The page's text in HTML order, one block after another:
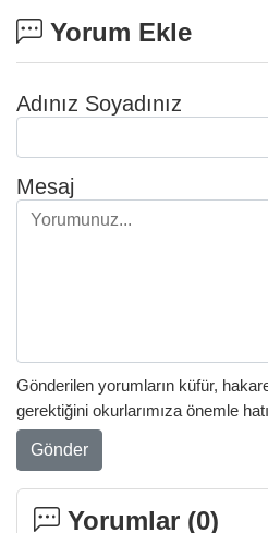
Yorum Ekle
Adınız Soyadınız
Mesaj
Gönderilen yorumların küfür,
gerektiğini okurlarımıza önemle
Gönder
Yorumlar (0)